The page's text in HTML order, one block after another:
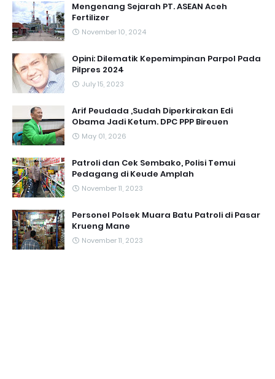
Mengenang Sejarah PT. ASEAN Aceh
Fertilizer
November 10, 2024
Opini: Dilematik Kepemimpinan Parpol Pada
Pilpres 2024
July 15, 2023
Arif Peudada ,Sudah Diperkirakan Edi
Obama Jadi Ketum. DPC PPP Bireuen
May 01, 2026
Patroli dan Cek Sembako, Polisi Temui
Pedagang di Keude Amplah
November 11, 2023
Personel Polsek Muara Batu Patroli di Pasar
Krueng Mane
November 11, 2023